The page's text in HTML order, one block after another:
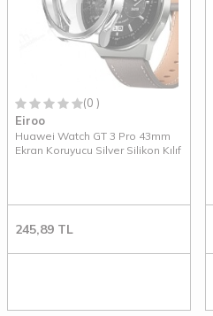
(0 )
Eiroo
Huawei Watch GT 3 Pro 43mm
Ekran Koruyucu Silver Silikon Kılıf
245,89 TL